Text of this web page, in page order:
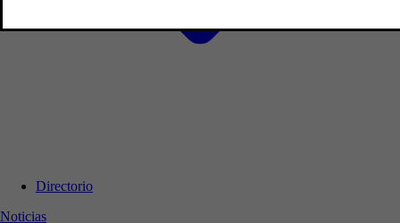
Directorio
Noticias